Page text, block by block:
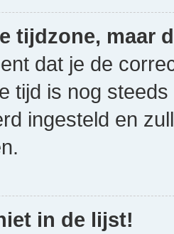
tijdzone, maar
dat je de
tijd is nog
ingesteld en
in de lijst!